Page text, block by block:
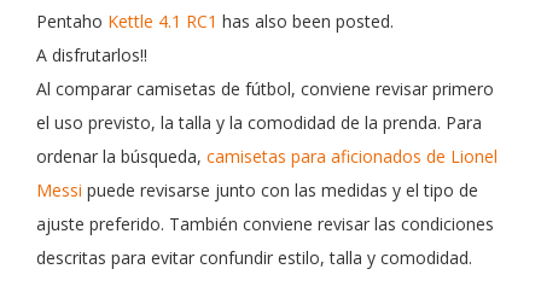
Pentaho Kettle 4.1 RC1 has also been posted.
A disfrutarlos!!
Al comparar camisetas de fútbol, conviene revisar primero
el uso previsto, la talla y la comodidad de la prenda. Para
ordenar la búsqueda, camisetas para aficionados de Lionel
Messi puede revisarse junto con las medidas y el tipo de
ajuste preferido. También conviene revisar las condiciones
descritas para evitar confundir estilo, talla y comodidad.